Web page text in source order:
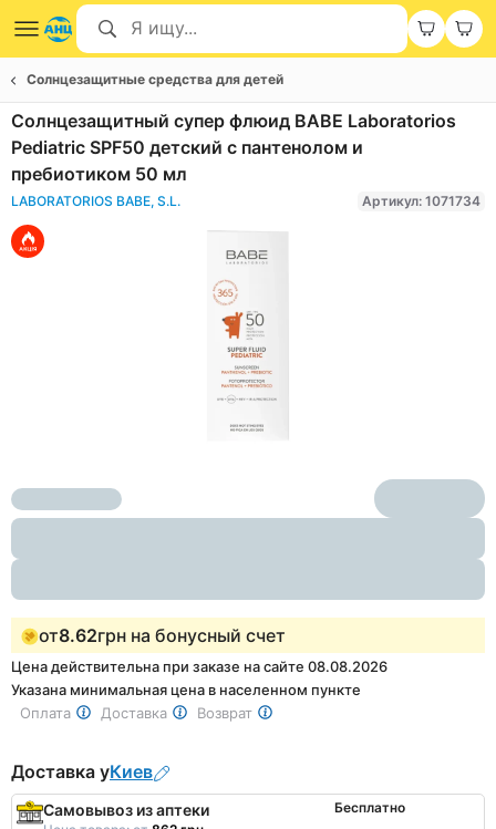
Солнцезащитные средства для детей
Солнцезащитный супер флюид BABE Laboratorios
Pediatric SPF50 детский с пантенолом и
пребиотиком 50 мл
LABORATORIOS BABE, S.L. Артикул: 1071734
1
of
от8.62грн на бонусный счет
Цена действительна при заказе на сайте 08.08.2026
Указана минимальная цена в населенном пункте
Оплата
Доставка Возврат
Доставка уКиев
Самовывоз из аптеки Бесплатно